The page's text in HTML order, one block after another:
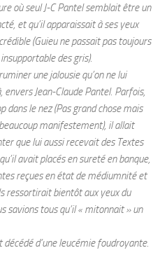
où seul J-C Pantel semblait être un
et qu’il apparaissait à ses yeux
(Guieu ne passait pas toujours
des gris).
une jalousie qu’on ne lui
envers Jean-Claude Pantel. Parfois,
dans le nez (Pas grand chose mais
manifestement), il allait
que lui aussi recevait des Textes
avait placés en sureté en banque,
reçues en état de médiumnité et
ressortirait bientôt aux yeux du
savions tous qu’il « mitonnait » un
d’une leucémie foudroyante.